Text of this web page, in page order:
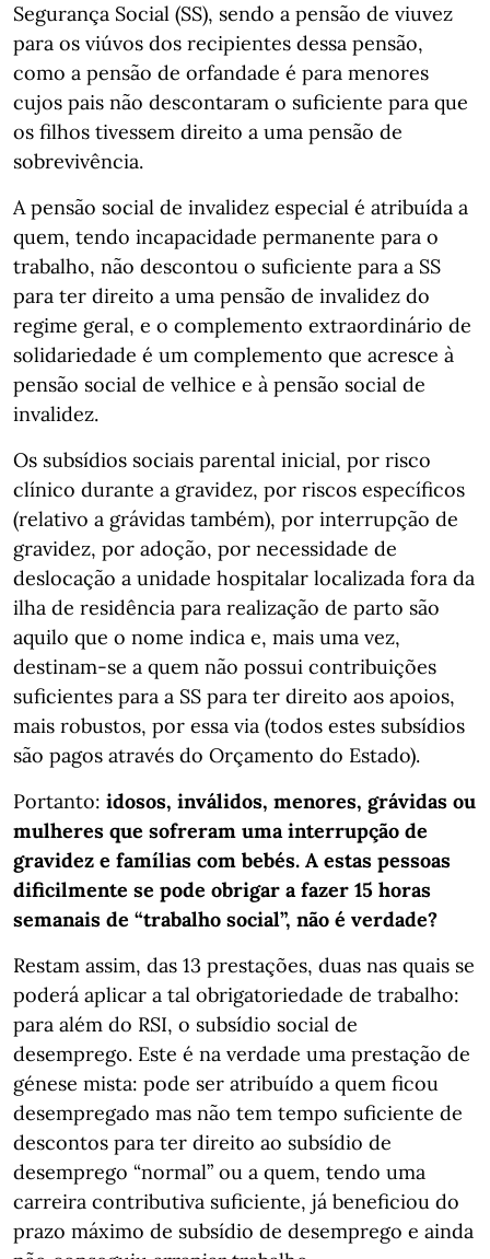
Segurança Social (SS), sendo a pensão de viuvez
para os viúvos dos recipientes dessa pensão,
como a pensão de orfandade é para menores
cujos pais não descontaram o suficiente para que
os filhos tivessem direito a uma pensão de
sobrevivência.
A pensão social de invalidez especial é atribuída a
quem, tendo incapacidade permanente para o
trabalho, não descontou o suficiente para a SS
para ter direito a uma pensão de invalidez do
regime geral, e o complemento extraordinário de
solidariedade é um complemento que acresce à
pensão social de velhice e à pensão social de
invalidez.
Os subsídios sociais parental inicial, por risco
clínico durante a gravidez, por riscos específicos
(relativo a grávidas também), por interrupção de
gravidez, por adoção, por necessidade de
deslocação a unidade hospitalar localizada fora da
ilha de residência para realização de parto são
aquilo que o nome indica e, mais uma vez,
destinam-se a quem não possui contribuições
suficientes para a SS para ter direito aos apoios,
mais robustos, por essa via (todos estes subsídios
são pagos através do Orçamento do Estado).
Portanto: idosos, inválidos, menores, grávidas ou
mulheres que sofreram uma interrupção de
gravidez e famílias com bebés. A estas pessoas
dificilmente se pode obrigar a fazer 15 horas
semanais de “trabalho social”, não é verdade?
Restam assim, das 13 prestações, duas nas quais se
poderá aplicar a tal obrigatoriedade de trabalho:
para além do RSI, o subsídio social de
desemprego. Este é na verdade uma prestação de
génese mista: pode ser atribuído a quem ficou
desempregado mas não tem tempo suficiente de
descontos para ter direito ao subsídio de
desemprego “normal” ou a quem, tendo uma
carreira contributiva suficiente, já beneficiou do
prazo máximo de subsídio de desemprego e ainda